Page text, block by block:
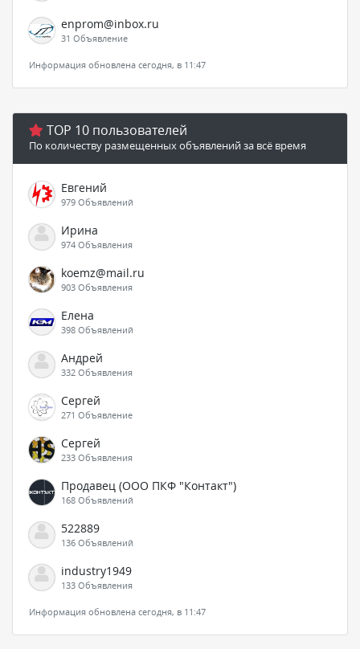
enprom@inbox.ru
31 Объявление
Информация обновлена сегодня, в 11:47
TOP 10 пользователей
По количеству размещенных объявлений за всё время
Евгений
979 Объявлений
Ирина
974 Объявления
koemz@mail.ru
903 Объявления
Елена
398 Объявлений
Андрей
332 Объявления
Сергей
271 Объявление
Сергей
233 Объявления
Продавец (ООО ПКФ "Контакт")
168 Объявлений
522889
136 Объявлений
industry1949
133 Объявления
Информация обновлена сегодня, в 11:47